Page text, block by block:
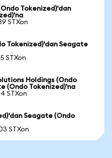
Tokenized)'dan
STXon
Tokenized)'dan Seagate
STXon
Holdings (Ondo
(Ondo Tokenized)'na
STXon
Seagate (Ondo
STXon